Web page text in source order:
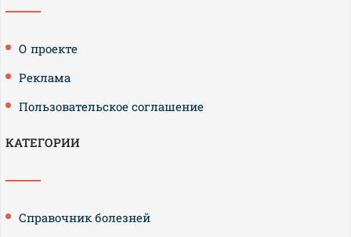
О проекте
Реклама
Пользовательское соглашение
КАТЕГОРИИ
Справочник болезней